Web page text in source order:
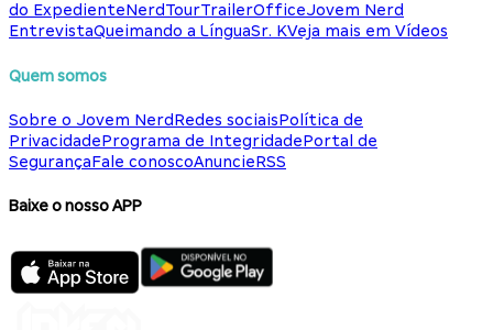
do ExpedienteNerdTourTrailerOfficeJovem Nerd
EntrevistaQueimando a LínguaSr. KVeja mais em Vídeos
Quem somos
Sobre o Jovem NerdRedes sociaisPolítica de
PrivacidadePrograma de IntegridadePortal de
SegurançaFale conoscoAnuncieRSS
Baixe o nosso APP